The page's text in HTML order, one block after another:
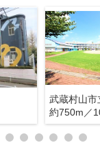
約750m／